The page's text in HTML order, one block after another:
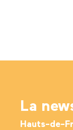
La
Hauts-de-